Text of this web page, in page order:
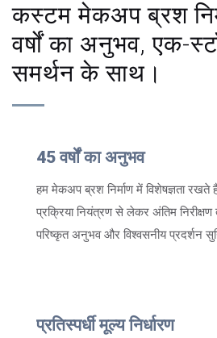
कस्टम मेकअप ब्रश
वर्षों का अनुभव, एक-
समर्थन के साथ।
45 वर्षों का अनुभव
हम मेकअप ब्रश निर्माण में विशेषज्ञता
प्रक्रिया नियंत्रण से लेकर अंतिम निरीक्षण
परिष्कृत अनुभव और विश्वसनीय प्रदर्शन
प्रतिस्पर्धी मूल्य निर्धारण